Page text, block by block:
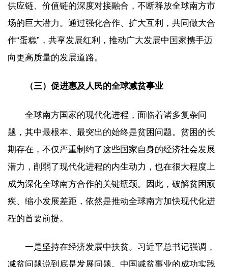
供应链、价值链的深度对接融合，不断释放全球南方市
场的巨大潜力。通过强化合作、扩大互利，共同做大合
作“蛋糕”，共享发展红利，推动广大发展中国家携手迈
向更高质量的发展道路。
（三）促进惠及人民的全球减贫事业
全球南方国家的现代化进程，面临着诸多复杂问
题，其中最根本、最突出的始终是贫困问题。贫困的长
期存在，不仅严重制约了这些国家自身的经济社会发展
潜力，削弱了现代化进程的内生动力，也在很大程度上
成为深化全球南方合作的关键瓶颈。因此，破解贫困顽
疾、缩小发展差距，依然是推动全球南方加快现代化进
程的首要前提。
一是坚持在经济发展中扶贫。习近平总书记强调，
减贫问题说到底是发展问题。中国减贫事业的成功实践